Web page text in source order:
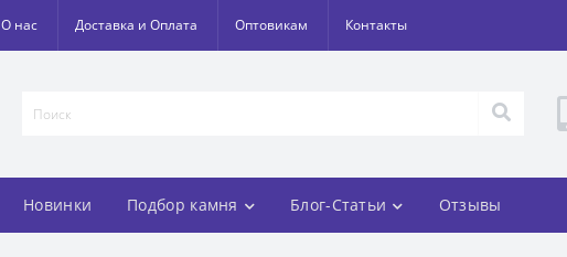
О нас Доставка и Оплата Оптовикам Контакты
Новинки Подбор камня Блог-Статьи Отзывы